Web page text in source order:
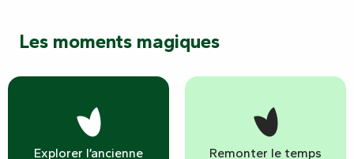
Les moments magiques
Explorer l’ancienne
Remonter le temps